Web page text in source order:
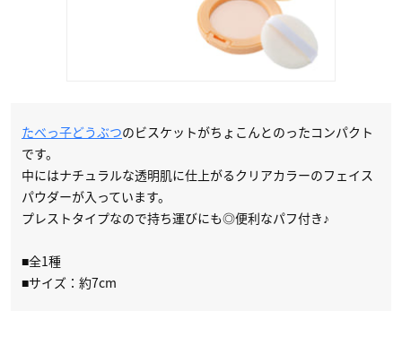
たべっ子どうぶつのビスケットがちょこんとのったコンパクト
です。
中にはナチュラルな透明肌に仕上がるクリアカラーのフェイス
パウダーが入っています。
プレストタイプなので持ち運びにも◎便利なパフ付き♪
■全1種
■サイズ：約7cm